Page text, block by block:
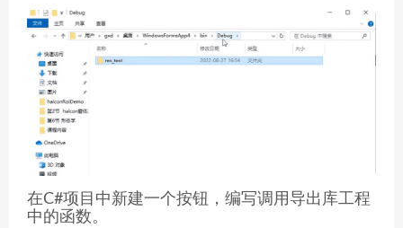
在C#项目中新建一个按钮，编写调用导出库工程
中的函数。